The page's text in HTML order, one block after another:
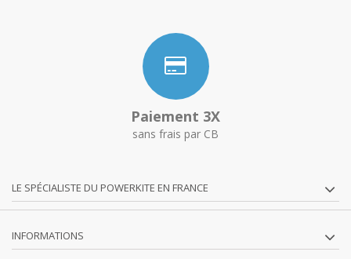
Paiement 3X
sans frais par CB
LE SPÉCIALISTE DU POWERKITE EN FRANCE
INFORMATIONS